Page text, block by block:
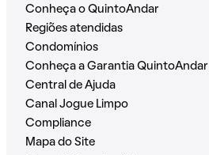
Conheça o QuintoAndar
Regiões atendidas
Condomínios
Conheça a Garantia QuintoAndar
Central de Ajuda
Canal Jogue Limpo
Compliance
Mapa do Site